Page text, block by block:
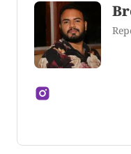
Tocantins